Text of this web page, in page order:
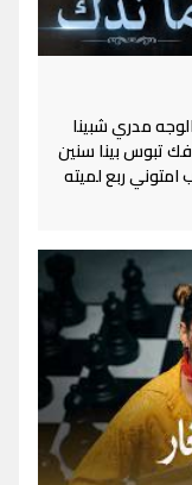
مدري شبينا
تبوس بينا سنين
ربع لميته